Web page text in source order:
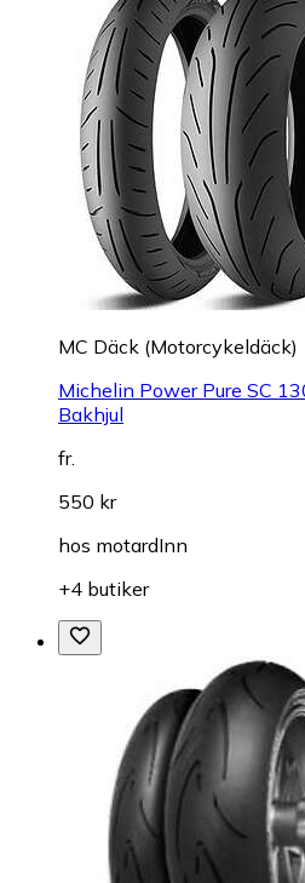
MC Däck (Motorcykeldäck)
Michelin Power Pure SC
Bakhjul
fr.
550 kr
hos motardInn
+4 butiker